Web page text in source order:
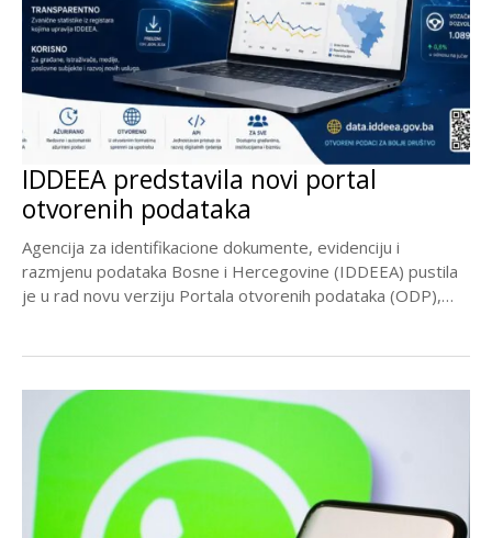
IDDEEA predstavila novi portal
otvorenih podataka
Agencija za identifikacione dokumente, evidenciju i
razmjenu podataka Bosne i Hercegovine (IDDEEA) pustila
je u rad novu verziju Portala otvorenih podataka (ODP),